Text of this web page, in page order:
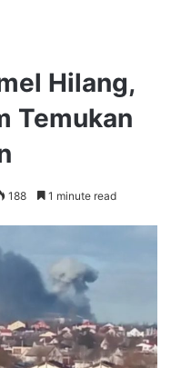
Hilang,
Temukan
188 1 minute read